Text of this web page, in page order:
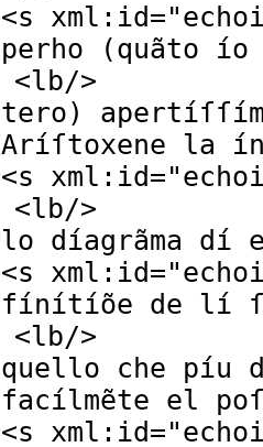
<s xml:id="
perho (quãto ío
<lb/>
tero)
Aríſtoxene la
<s xml:id="
<lb/>
lo díagrãma dí
<s xml:id="
fínítíõe de lí
<lb/>
quello che píu
facílmẽte el
<s xml:id="